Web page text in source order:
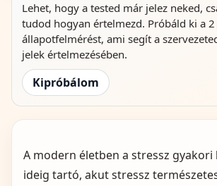
Lehet, hogy a tested már jelez neked,
tudod hogyan értelmezd. Próbáld ki a 2
állapotfelmérést, ami segít a
jelek értelmezésében.
Kipróbálom
A modern életben a stressz gyakori
ideig tartó, akut stressz